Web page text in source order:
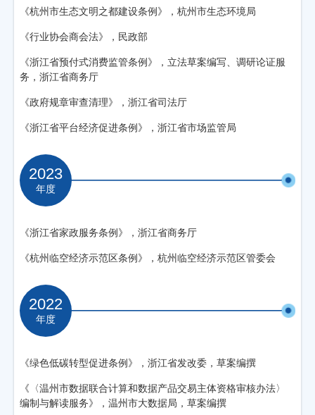
《杭州市生态文明之都建设条例》，杭州市生态环境局
《行业协会商会法》，民政部
《浙江省预付式消费监管条例》，立法草案编写、调研论证服
务，浙江省商务厅
《政府规章审查清理》，浙江省司法厅
《浙江省平台经济促进条例》，浙江省市场监管局
2023
年度
《浙江省家政服务条例》，浙江省商务厅
《杭州临空经济示范区条例》，杭州临空经济示范区管委会
2022
年度
《绿色低碳转型促进条例》，浙江省发改委，草案编撰
《〈温州市数据联合计算和数据产品交易主体资格审核办法〉
编制与解读服务》，温州市大数据局，草案编撰